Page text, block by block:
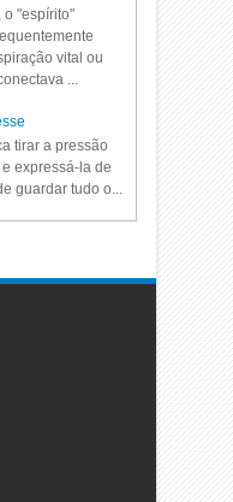
o "espírito"
vital ou
...
tirar a pressão
expressá-la de
guardar tudo o...